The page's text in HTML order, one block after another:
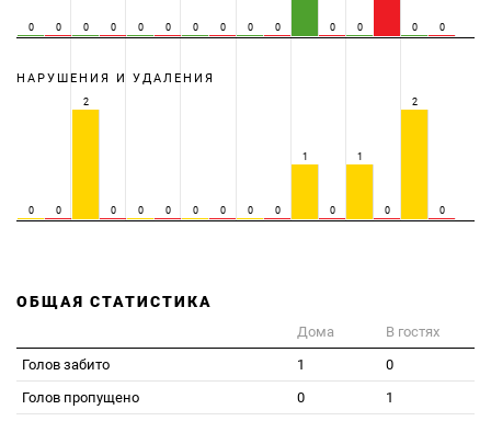
0 0 0 0 0 0 0 0 0 0 0 0 0 0
НАРУШЕНИЯ И УДАЛЕНИЯ
0 0
2
0 0 0 0 0 0 0
1
0
1
0
2
0
ОБЩАЯ СТАТИСТИКА
Дома
В гостях
Голов забито
1
0
Голов пропущено
0
1